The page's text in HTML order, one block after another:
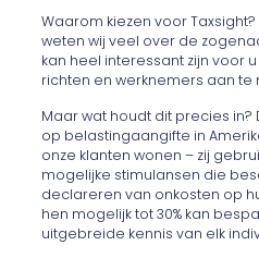
Waarom kiezen voor
weten wij veel over de
kan heel interessant zijn voor
richten en werknemers aan te
Maar wat houdt dit precies
op belastingaangifte in
onze klanten wonen – zij
mogelijke stimulansen die
declareren van onkosten op
hen mogelijk tot 30% kan
uitgebreide kennis van elk